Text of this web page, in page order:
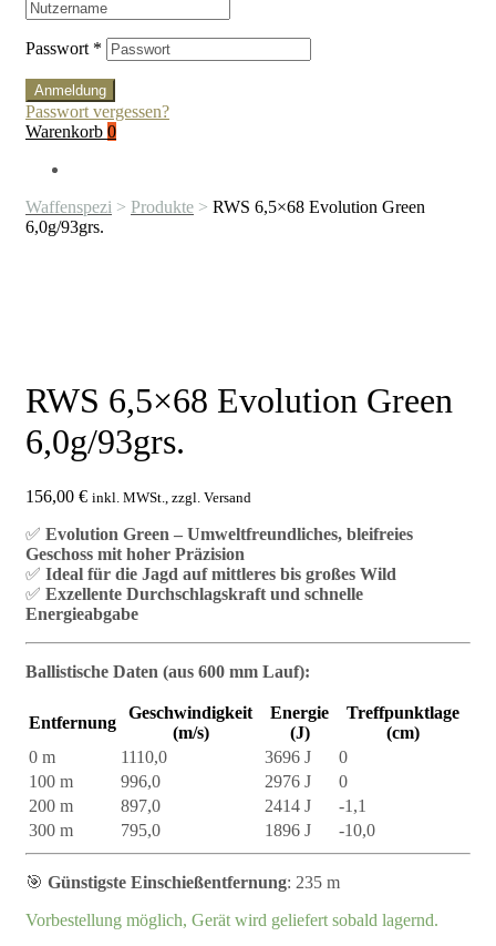
Passwort *
Anmeldung
Passwort vergessen?
Warenkorb 0
Waffenspezi > Produkte > RWS 6,5×68 Evolution Green
6,0g/93grs.
RWS 6,5×68 Evolution Green
6,0g/93grs.
156,00 € inkl. MWSt., zzgl. Versand
✅ Evolution Green – Umweltfreundliches, bleifreies
Geschoss mit hoher Präzision
✅ Ideal für die Jagd auf mittleres bis großes Wild
✅ Exzellente Durchschlagskraft und schnelle
Energieabgabe
Ballistische Daten (aus 600 mm Lauf):
Entfernung
Geschwindigkeit
(m/s)
Energie
(J)
Treffpunktlage
(cm)
0 m
1110,0 3696 J
0
100 m
996,0 2976 J
0
200 m
897,0 2414 J
-1,1
300 m
795,0 1896 J -10,0
🎯 Günstigste Einschießentfernung: 235 m
Vorbestellung möglich, Gerät wird geliefert sobald lagernd.